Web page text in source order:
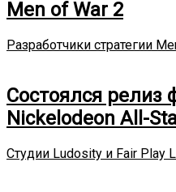
Men of War 2
Разработчики стратегии
Состоялся релиз
Nickelodeon All-
Студии Ludosity и Fair Play